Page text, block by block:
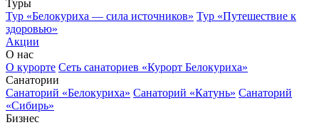
Туры
Тур «Белокуриха — сила источников» Тур «Путешествие к
здоровью»
Акции
О нас
О курорте Сеть санаториев «Курорт Белокуриха»
Санатории
Санаторий «Белокуриха» Санаторий «Катунь» Санаторий
«Сибирь»
Бизнес